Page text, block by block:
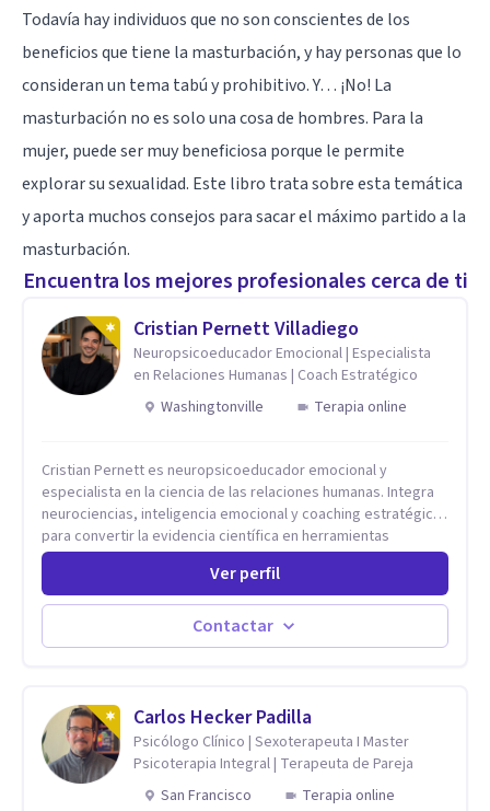
Todavía hay individuos que no son conscientes de los
beneficios que tiene la masturbación, y hay personas que lo
consideran un tema tabú y prohibitivo. Y… ¡No! La
masturbación no es solo una cosa de hombres. Para la
mujer, puede ser muy beneficiosa porque le permite
explorar su sexualidad. Este libro trata sobre esta temática
y aporta muchos consejos para sacar el máximo partido a la
masturbación.
Encuentra los mejores profesionales cerca de ti
Cristian Pernett Villadiego
Neuropsicoeducador Emocional | Especialista
en Relaciones Humanas | Coach Estratégico
Washingtonville
Terapia online
Cristian Pernett es neuropsicoeducador emocional y
especialista en la ciencia de las relaciones humanas. Integra
neurociencias, inteligencia emocional y coaching estratégico
para convertir la evidencia científica en herramientas
prácticas que mejoran la forma en que las personas viven,
aman, lideran y se comunican. Con más de 20 años de
experiencia, acompaña a personas, parejas y líderes en
procesos de desarrollo personal y profesional. Su trabajo se
centra en la regulación emocional, las relaciones de pareja, la
neurociencias y estrategias de cambio basadas en evidencia
para fortalecer la autoestima, desarrollar habilidades
socioemocionales y promover cambios sostenibles. Como
divulgador científico, acerca la psicología y las neurociencias
a la vida cotidiana mediante contenidos claros, rigurosos y
Ver perfil
Contactar
Carlos Hecker Padilla
Psicólogo Clínico | Sexoterapeuta I Master
Psicoterapia Integral | Terapeuta de Pareja
San Francisco
Terapia online